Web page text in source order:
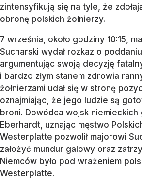
zintensyfikują się na tyle, że
obronę polskich żołnierzy.
7 września, około godziny 10:15,
Sucharski wydał rozkaz o
argumentując swoją decyzję
i bardzo złym stanem zdrowia
żołnierzami udał się w stronę
oznajmiając, że jego ludzie są
broni. Dowódca wojsk niemieckich
Eberhardt, uznając męstwo
Westerplatte pozwolił majorowi
założyć mundur galowy oraz
Niemców było pod wrażeniem
Westerplatte.